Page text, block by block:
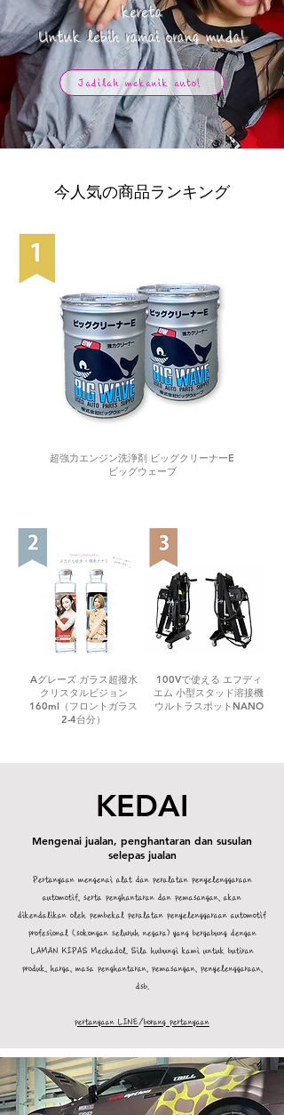
kereta
​Untuk lebih ramai orang muda!
Jadilah mekanik auto!
今人気の商品ランキング
超強力エンジン洗浄剤 ビッグクリーナーE
ビッグウェーブ
Aグレーズ ガラス超撥水
クリスタルビジョン
160ml（フロントガラス
2-4台分）
100Vで使える エフディ
エム 小型スタッド溶接機
ウルトラスポットNANO
KEDAI
Mengenai jualan, penghantaran dan susulan
selepas jualan
Pertanyaan mengenai alat dan peralatan penyelenggaraan
automotif, serta penghantaran dan pemasangan, akan
dikendalikan oleh pembekal peralatan penyelenggaraan automotif
profesional (sokongan seluruh negara) yang bergabung dengan
LAMAN KIPAS Mechadol. Sila hubungi kami untuk butiran
produk, harga, masa penghantaran, pemasangan, penyelenggaraan,
dsb.
pertanyaan LINE /borang pertanyaan